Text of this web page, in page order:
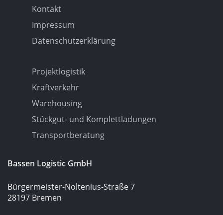
Kontakt
Impressum
Datenschutzerklärung
Projektlogistik
Kraftverkehr
Warehousing
Stückgut- und Komplettladungen
Transportberatung
Bassen Logistic GmbH
Bürgermeister-Noltenius-Straße 7
28197 Bremen